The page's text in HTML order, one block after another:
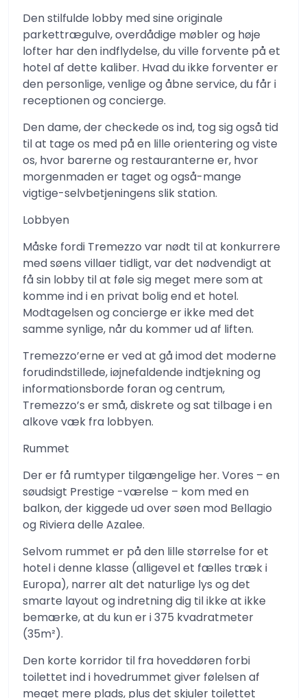
Den stilfulde lobby med sine originale
parkettrægulve, overdådige møbler og høje
lofter har den indflydelse, du ville forvente på et
hotel af dette kaliber. Hvad du ikke forventer er
den personlige, venlige og åbne service, du får i
receptionen og concierge.
Den dame, der checkede os ind, tog sig også tid
til at tage os med på en lille orientering og viste
os, hvor barerne og restauranterne er, hvor
morgenmaden er taget og også-mange
vigtige-selvbetjeningens slik station.
Lobbyen
Måske fordi Tremezzo var nødt til at konkurrere
med søens villaer tidligt, var det nødvendigt at
få sin lobby til at føle sig meget mere som at
komme ind i en privat bolig end et hotel.
Modtagelsen og concierge er ikke med det
samme synlige, når du kommer ud af liften.
Tremezzo’erne er ved at gå imod det moderne
forudindstillede, iøjnefaldende indtjekning og
informationsborde foran og centrum,
Tremezzo’s er små, diskrete og sat tilbage i en
alkove væk fra lobbyen.
Rummet
Der er få rumtyper tilgængelige her. Vores – en
søudsigt Prestige -værelse – kom med en
balkon, der kiggede ud over søen mod Bellagio
og Riviera delle Azalee.
Selvom rummet er på den lille størrelse for et
hotel i denne klasse (alligevel et fælles træk i
Europa), narrer alt det naturlige lys og det
smarte layout og indretning dig til ikke at ikke
bemærke, at du kun er i 375 kvadratmeter
(35m²).
Den korte korridor til fra hoveddøren forbi
toilettet ind i hovedrummet giver følelsen af ​​
meget mere plads, plus det skjuler toilettet